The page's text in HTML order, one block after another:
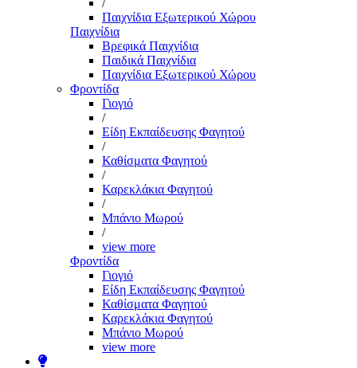
/
Παιχνίδια Εξωτερικού Χώρου
Παιχνίδια
Βρεφικά Παιχνίδια
Παιδικά Παιχνίδια
Παιχνίδια Εξωτερικού Χώρου
Φροντίδα
Γιογιό
/
Είδη Εκπαίδευσης Φαγητού
/
Καθίσματα Φαγητού
/
Καρεκλάκια Φαγητού
/
Μπάνιο Μωρού
/
view more
Φροντίδα
Γιογιό
Είδη Εκπαίδευσης Φαγητού
Καθίσματα Φαγητού
Καρεκλάκια Φαγητού
Μπάνιο Μωρού
view more